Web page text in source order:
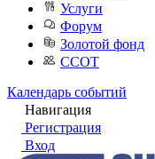
Услуги
Форум
Золотой фонд
ССОТ
Календарь событий
Навигация
Регистрация
Вход